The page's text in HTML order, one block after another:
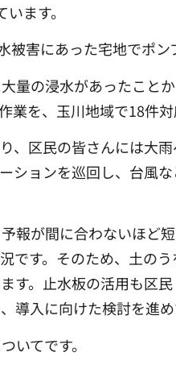
ます。
害にあった宅地でポン
量の浸水があったこと
業を、玉川地域で18件対
、区民の皆さんには大
ションを巡回し、台風
報が間に合わないほ
です。そのため、土の
。止水板の活用も区
導入に向けた検討を進め
いてです。